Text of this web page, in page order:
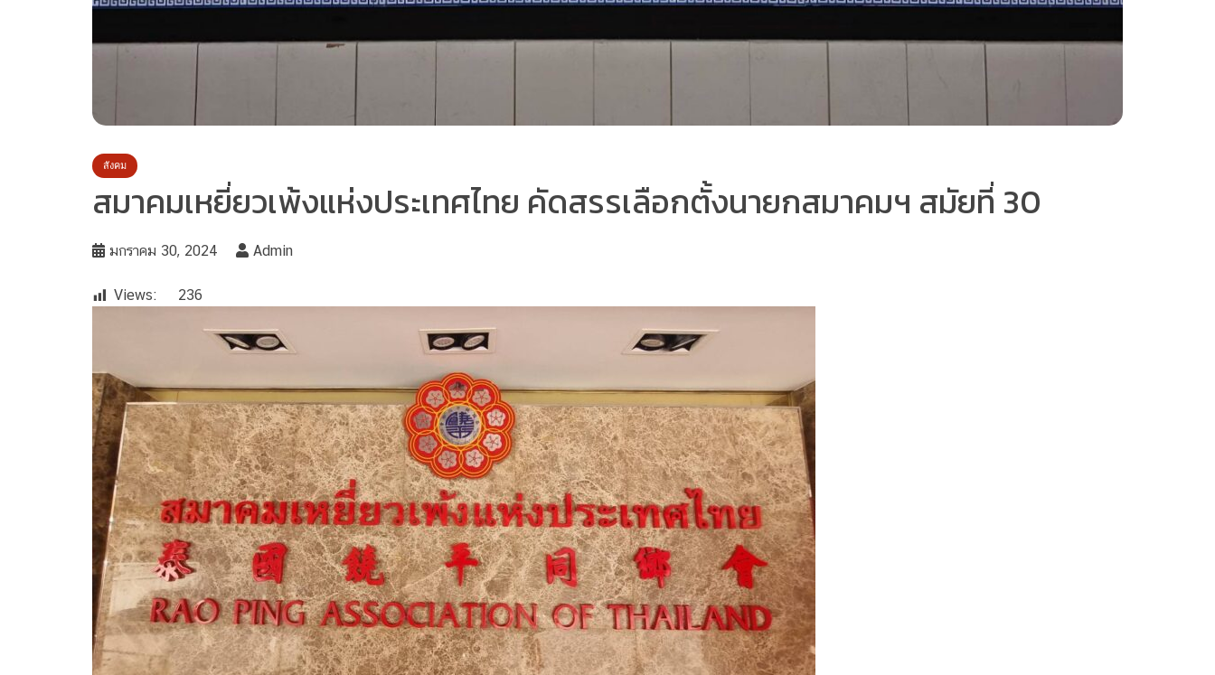
สังคม
สมาคมเหยี่ยวเพ้งแห่งประเทศไทย คัดสรรเลือกตั้งนายกสมาคมฯ สมัยที่ 30
มกราคม 30, 2024 Admin
Views: 236